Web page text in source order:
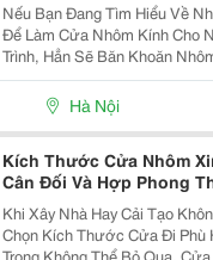
Nếu Bạn Đang Tìm Hiểu Về
Để Làm Cửa Nhôm Kính Cho
Trình, Hẳn Sẽ Băn Khoăn
Mấy Loại , Mỗi Loại Khác
Chọn Ra Sao Cho Phù Hợp.
Cấp Nhập Khẩu...
Hà Nội
Kích Thước Cửa Nhôm
Cân Đối Và Hợp Phong
Khi Xây Nhà Hay Cải Tạo
Chọn Kích Thước Cửa Đi Phù
Trọng Không Thể Bỏ Qua.